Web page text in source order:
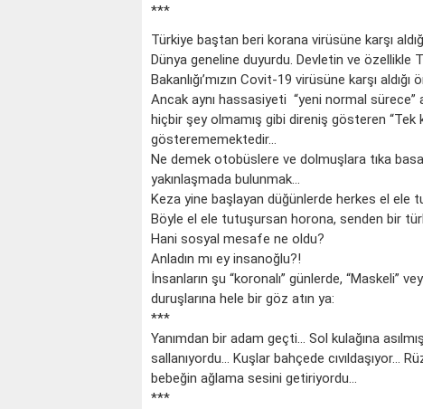
***
Türkiye baştan beri korana virüsüne karşı
Dünya geneline duyurdu. Devletin ve özellikle
Bakanlığı’mızın Covit-19 virüsüne karşı aldığı
Ancak aynı hassasiyeti “yeni normal sürece”
hiçbir şey olmamış gibi direniş gösteren “Tek
gösterememektedir…
Ne demek otobüslere ve dolmuşlara tıka
yakınlaşmada bulunmak…
Keza yine başlayan düğünlerde herkes el ele
Böyle el ele tutuşursan horona, senden bir
Hani sosyal mesafe ne oldu?
Anladın mı ey insanoğlu?!
İnsanların şu “koronalı” günlerde, “Maskeli”
duruşlarına hele bir göz atın ya:
***
Yanımdan bir adam geçti... Sol kulağına
sallanıyordu... Kuşlar bahçede cıvıldaşıyor...
bebeğin ağlama sesini getiriyordu...
***